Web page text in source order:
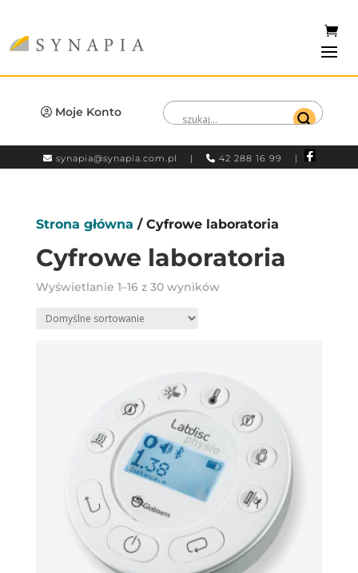
Moje Konto
synapia@synapia.com.pl | 42 288 16 99 |
Strona główna / Cyfrowe laboratoria
Cyfrowe laboratoria
Wyświetlanie 1–16 z 30 wyników